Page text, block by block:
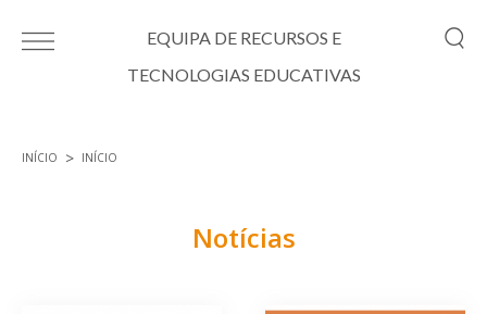
EQUIPA DE RECURSOS E
TECNOLOGIAS EDUCATIVAS
INÍCIO INÍCIO
Notícias